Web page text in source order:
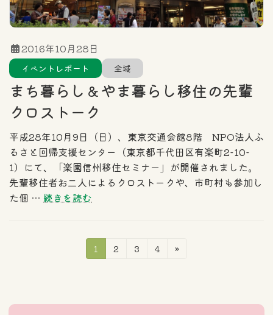
イベントレポート 全域
まち暮らし＆やま暮らし移住の先輩
クロストーク
2016年10月28日
平成28年10月9日（日）、東京交通会館8階 NPO法人ふ
るさと回帰支援センター（東京都千代田区有楽町2-10-
1）にて、「楽園信州移住セミナー」が開催されました。
先輩移住者お二人によるクロストークや、市町村も参加し
た個 … 続きを読む
固
定
1
固
2
固
3
固
4 »